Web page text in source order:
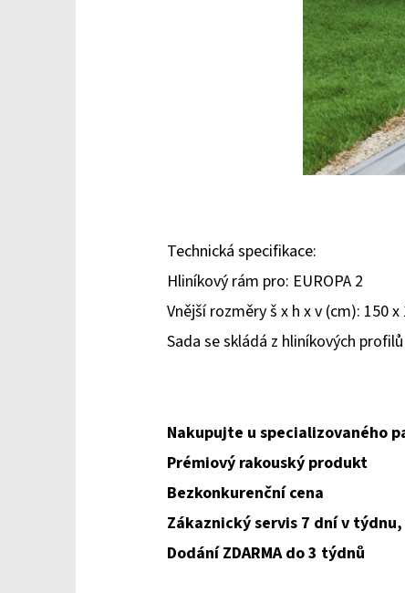
Technická specifikace:
Hliníkový rám pro: EUROPA 2
Vnější rozměry š x h x v (cm): 150 x
Sada se skládá z hliníkových
Nakupujte u specializovaného
Prémiový rakouský produkt
Bezkonkurenční cena
Zákaznický servis 7 dní v
Dodání ZDARMA do 3 týdnů